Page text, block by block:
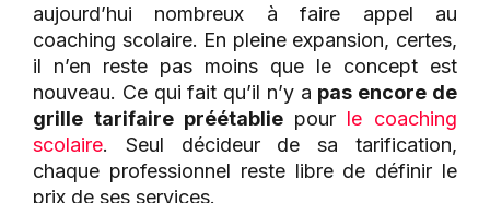
aujourd’hui nombreux à faire appel au
coaching scolaire. En pleine expansion, certes,
il n’en reste pas moins que le concept est
nouveau. Ce qui fait qu’il n’y a pas encore de
grille tarifaire préétablie pour le coaching
scolaire. Seul décideur de sa tarification,
chaque professionnel reste libre de définir le
prix de ses services.